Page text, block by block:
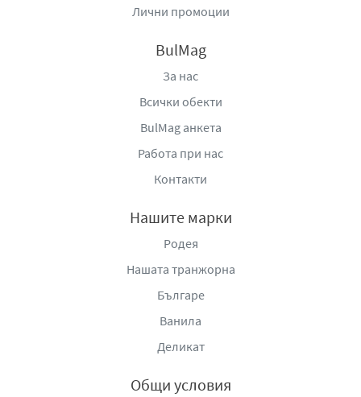
Лични промоции
BulMag
За нас
Всички обекти
BulMag анкета
Работа при нас
Контакти
Нашите марки
Родея
Нашата транжорна
Българе
Ванила
Деликат
Общи условия